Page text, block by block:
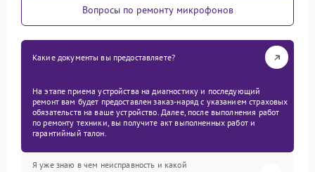
Вопросы по ремонту микрофонов
Какие документы вы предоставляете?
На этапе приема устройства на диагностику и последующий
ремонт вам будет предоставлен заказ-наряд с указанием страховых
обязательств на ваше устройство. Далее, после выполнения работ
по ремонту техники, вы получите акт выполненных работ и
гарантийный талон.
Я уже знаю в чем неисправность и какой